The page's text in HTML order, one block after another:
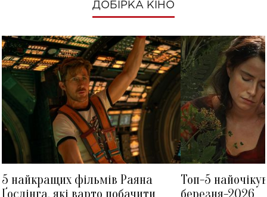
ДОБІРКА КІНО
5 найкращих фільмів Раяна
Топ-5